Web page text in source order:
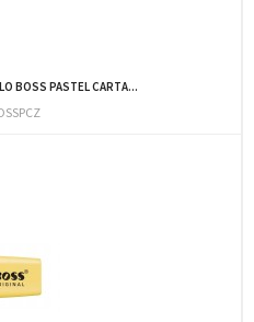
BOSS PASTEL CARTA...